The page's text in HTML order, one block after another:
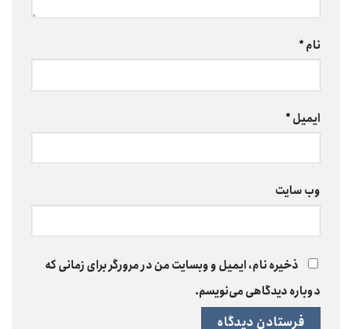
نام*
ایمیل*
وب‌ سایت
ذخیره نام، ایمیل و وبسایت من در مرورگر برای زمانی که
دوباره دیدگاهی می‌نویسم.